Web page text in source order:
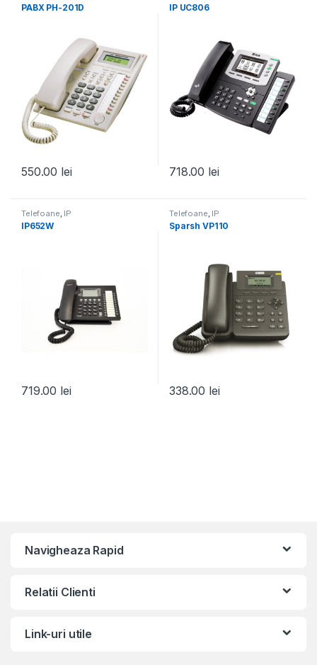
PABX PH-201D
550.00 lei
IP UC806
718.00 lei
Telefoane IP
IP652W
719.00 lei
Telefoane IP
Sparsh VP110
338.00 lei
Navigheaza Rapid
Relatii Clienti
Link-uri utile